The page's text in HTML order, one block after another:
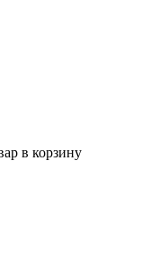
в корзину